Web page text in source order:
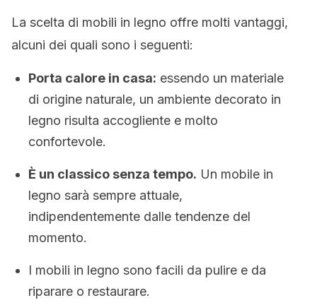
La scelta di mobili in legno offre molti vantaggi,
alcuni dei quali sono i seguenti:
Porta calore in casa: essendo un materiale
di origine naturale, un ambiente decorato in
legno risulta accogliente e molto
confortevole.
È un classico senza tempo. Un mobile in
legno sarà sempre attuale,
indipendentemente dalle tendenze del
momento.
I mobili in legno sono facili da pulire e da
riparare o restaurare.